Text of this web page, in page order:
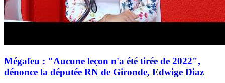
Mégafeu : "Aucune leçon n'a été tirée de 2022",
dénonce la députée RN de Gironde, Edwige Diaz